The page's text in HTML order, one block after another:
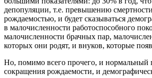
депопуляции, т.е. превышению
рождаемостью, и будет сказываться
в малочисленности работоспособного
малочисленности брачных пар,
которых они родят, и внуков, которые
Но, помимо всего прочего, и нормальный
сокращения рождаемости, и